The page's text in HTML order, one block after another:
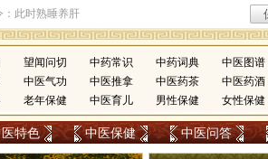
望闻问切 中药常识 中药词典 中医图谱
中医气功 中医推拿 中医药茶 中医药酒
老年保健 中医育儿 男性保健 女性保健
特色 中医保健 中医问答